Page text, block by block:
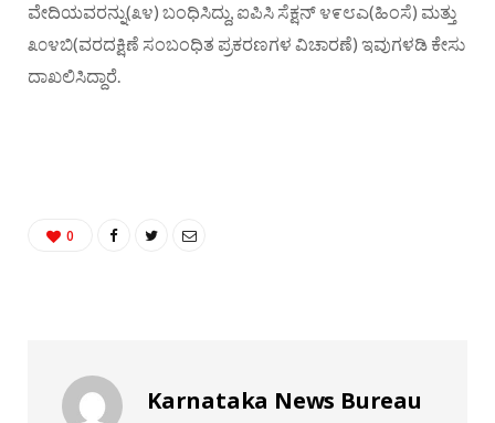
ವೇದಿಯವರನ್ನು(೩೪) ಬಂಧಿಸಿದ್ದು, ಐಪಿಸಿ ಸೆಕ್ಷನ್ ೪೯೮ಎ(ಹಿಂಸೆ) ಮತ್ತು
೩೦೪ಬಿ(ವರದಕ್ಷಿಣೆ ಸಂಬಂಧಿತ ಪ್ರಕರಣಗಳ ವಿಚಾರಣೆ) ಇವುಗಳಡಿ ಕೇಸು
ದಾಖಲಿಸಿದ್ದಾರೆ.
0
Karnataka News Bureau